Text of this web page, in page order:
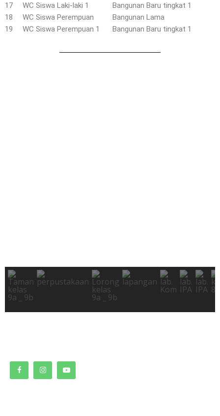
17
WC Siswa Laki-laki 1
Bangunan Baru tingkat 1
18
WC Siswa Perempuan
Bangunan Lama
19
WC Siswa Perempuan 1 Bangunan Baru tingkat 1